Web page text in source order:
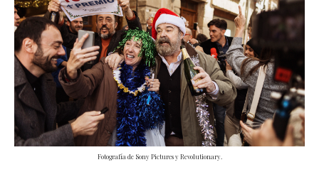
Fotografía de Sony Pictures y Revolutionary.